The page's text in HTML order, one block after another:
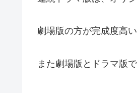
劇場版の方が完成度高
また劇場版とドラマ版